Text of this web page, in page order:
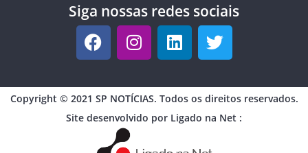
Siga nossas redes sociais
Copyright © 2021 SP NOTÍCIAS. Todos os direitos reservados.
Site desenvolvido por Ligado na Net :